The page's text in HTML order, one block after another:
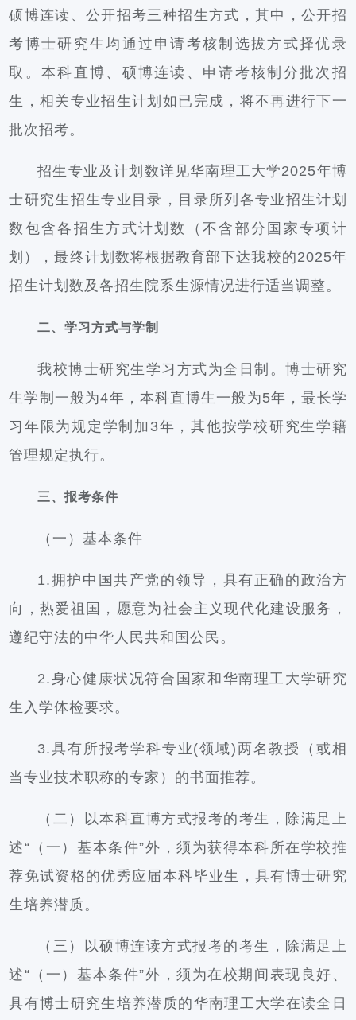
硕博连读、公开招考三种招生方式，其中，公开招
考博士研究生均通过申请考核制选拔方式择优录
取。本科直博、硕博连读、申请考核制分批次招
生，相关专业招生计划如已完成，将不再进行下一
批次招考。
招生专业及计划数详见华南理工大学2025年博
士研究生招生专业目录，目录所列各专业招生计划
数包含各招生方式计划数（不含部分国家专项计
划），最终计划数将根据教育部下达我校的2025年
招生计划数及各招生院系生源情况进行适当调整。
二、学习方式与学制
我校博士研究生学习方式为全日制。博士研究
生学制一般为4年，本科直博生一般为5年，最长学
习年限为规定学制加3年，其他按学校研究生学籍
管理规定执行。
三、报考条件
（一）基本条件
1.拥护中国共产党的领导，具有正确的政治方
向，热爱祖国，愿意为社会主义现代化建设服务，
遵纪守法的中华人民共和国公民。
2.身心健康状况符合国家和华南理工大学研究
生入学体检要求。
3.具有所报考学科专业(领域)两名教授（或相
当专业技术职称的专家）的书面推荐。
（二）以本科直博方式报考的考生，除满足上
述“（一）基本条件”外，须为获得本科所在学校推
荐免试资格的优秀应届本科毕业生，具有博士研究
生培养潜质。
（三）以硕博连读方式报考的考生，除满足上
述“（一）基本条件”外，须为在校期间表现良好、
具有博士研究生培养潜质的华南理工大学在读全日